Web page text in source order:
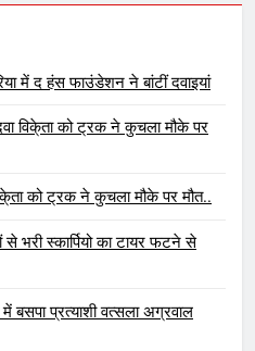
में द हंस फाउंडेशन ने बांटीं दवाइयां
विके्ता को ट्रक ने कुचला मौके पर
को ट्रक ने कुचला मौके पर मौत..
से भरी स्कार्पियो का टायर फटने से
बसपा प्रत्याशी वत्सला अग्रवाल